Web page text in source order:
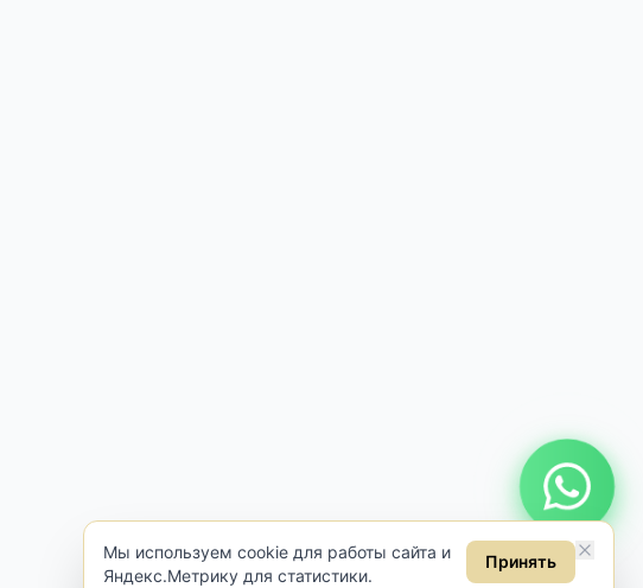
Мы используем cookie для работы сайта и
Яндекс.Метрику для статистики.
Принять